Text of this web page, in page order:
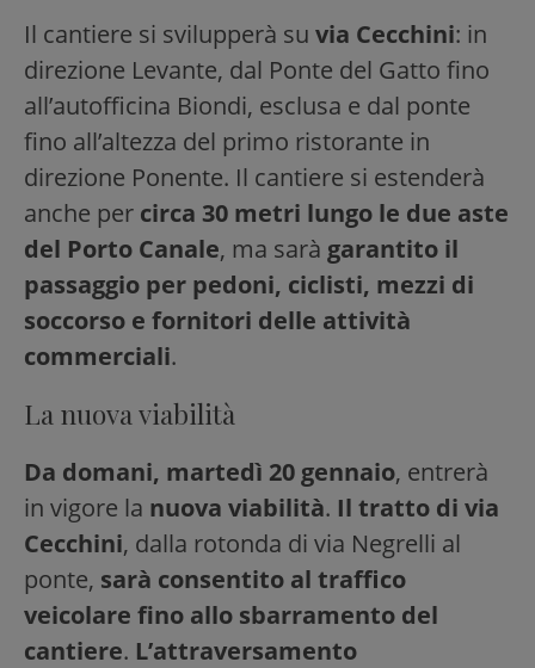
Il cantiere si svilupperà su via Cecchini: in
direzione Levante, dal Ponte del Gatto fino
all’autofficina Biondi, esclusa e dal ponte
fino all’altezza del primo ristorante in
direzione Ponente. Il cantiere si estenderà
anche per circa 30 metri lungo le due aste
del Porto Canale, ma sarà garantito il
passaggio per pedoni, ciclisti, mezzi di
soccorso e fornitori delle attività
commerciali.
La nuova viabilità
Da domani, martedì 20 gennaio, entrerà
in vigore la nuova viabilità. Il tratto di via
Cecchini, dalla rotonda di via Negrelli al
ponte, sarà consentito al traffico
veicolare fino allo sbarramento del
cantiere. L’attraversamento